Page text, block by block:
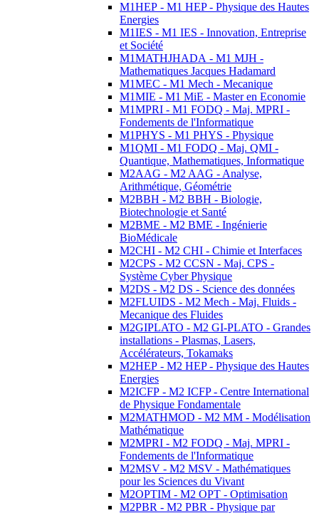
M1HEP - M1 HEP - Physique des Hautes
Energies
M1IES - M1 IES - Innovation, Entreprise
et Société
M1MATHJHADA - M1 MJH -
Mathematiques Jacques Hadamard
M1MEC - M1 Mech - Mecanique
M1MIE - M1 MiE - Master en Economie
M1MPRI - M1 FODQ - Maj. MPRI -
Fondements de l'Informatique
M1PHYS - M1 PHYS - Physique
M1QMI - M1 FODQ - Maj. QMI -
Quantique, Mathematiques, Informatique
M2AAG - M2 AAG - Analyse,
Arithmétique, Géométrie
M2BBH - M2 BBH - Biologie,
Biotechnologie et Santé
M2BME - M2 BME - Ingénierie
BioMédicale
M2CHI - M2 CHI - Chimie et Interfaces
M2CPS - M2 CCSN - Maj. CPS -
Système Cyber Physique
M2DS - M2 DS - Science des données
M2FLUIDS - M2 Mech - Maj. Fluids -
Mecanique des Fluides
M2GIPLATO - M2 GI-PLATO - Grandes
installations - Plasmas, Lasers,
Accélérateurs, Tokamaks
M2HEP - M2 HEP - Physique des Hautes
Energies
M2ICFP - M2 ICFP - Centre International
de Physique Fondamentale
M2MATHMOD - M2 MM - Modélisation
Mathématique
M2MPRI - M2 FODQ - Maj. MPRI -
Fondements de l'Informatique
M2MSV - M2 MSV - Mathématiques
pour les Sciences du Vivant
M2OPTIM - M2 OPT - Optimisation
M2PBR - M2 PBR - Physique par